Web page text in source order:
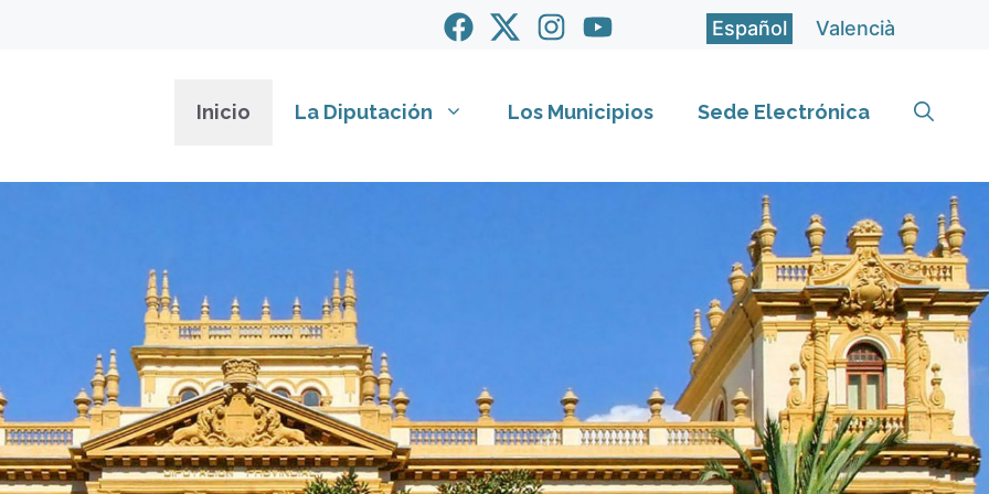
Español Valencià
Inicio La Diputación Los Municipios Sede Electrónica